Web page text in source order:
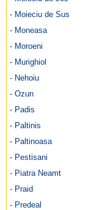
- Moieciu de Sus
- Moneasa
- Moroeni
- Murighiol
- Nehoiu
- Ozun
- Padis
- Paltinis
- Paltinoasa
- Pestisani
- Piatra Neamt
- Praid
- Predeal